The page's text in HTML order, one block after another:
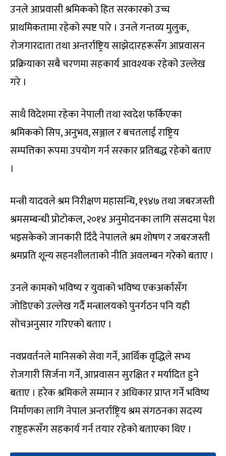
उनले आप्रवासी श्रमिकको हित सरकारको उच्च
प्राथमिकतामा रहेको स्पष्ट पारे । उनले गन्तव्य मुलुक,
रोजगारदाता तथा अन्तर्राष्ट्रिय साझेदारहरूसँग आप्रवासन
प्रक्रियाका सबै चरणमा सहकार्य आवश्यक रहेको उल्लेख
गरे ।
साथै विदेशमा रहेका नेपाली तथा स्वदेश फर्किएका
श्रमिकको सिप, अनुभव, सञ्जाल र बचतलाई राष्ट्रिय
सम्पत्तिका रूपमा उपयोग गर्न सरकार प्रतिबद्ध रहेको बताए
।
मन्त्री यादवले श्रम निरीक्षण महासन्धि, १९४७ तथा जबरजस्ती
श्रमसम्बन्धी प्रोटोकल, २०१४ अनुमोदनका लागि संसदमा पेश
भइसकेको जानकारी दिँदै नेपालले श्रम शोषण र जबरजस्ती
श्रमप्रति शून्य सहनशीलताको नीति अवलम्बन गरेको बताए ।
उनले कामको भविष्य र युवाको भविष्य एकअर्कासँग
जोडिएको उल्लेख गर्दै मन्त्रालयको पुनर्गठन पनि यही
सोचअनुसार गरिएको बताए ।
नवप्रवर्तनले मानिसको सेवा गर्ने, आर्थिक वृद्धिले सभ्य
रोजगारी सिर्जना गर्ने, आप्रवासन सुरक्षित र मर्यादित हुने
बताए । हरेक श्रमिकले सम्मान र अधिकार प्राप्त गर्ने भविष्य
निर्माणका लागि नेपाल अन्तर्राष्ट्रिय श्रम संगठनका सदस्य
राष्ट्रहरूसँग सहकार्य गर्न तयार रहेको बताएका थिए ।